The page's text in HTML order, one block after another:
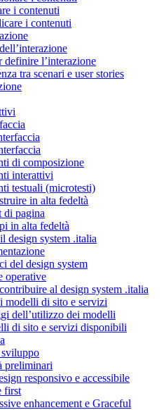
i contenuti
i contenuti
definire l’interazione
tra scenari e user stories
di composizione
interattivi
testuali (microtesti)
in alta fedeltà
di pagina
in alta fedeltà
design system .italia
del design system
operative
al design system .italia
modelli di sito e servizi
dell’utilizzo dei modelli
di sito e servizi disponibili
preliminari
responsivo e accessibile
first
enhancement e Graceful